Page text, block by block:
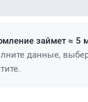
займет ≈ 5
данные,